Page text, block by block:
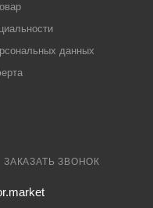
данных
ЗАКАЗАТЬ ЗВОНОК